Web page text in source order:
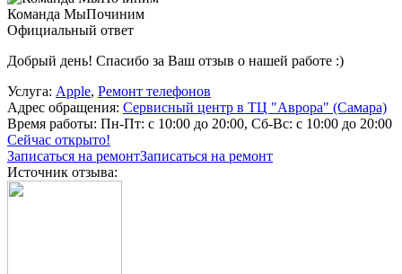
Команда МыПочиним
Официальный ответ
Добрый день! Спасибо за Ваш отзыв о нашей работе :)
Услуга: Apple, Ремонт телефонов
Адрес обращения: Сервисный центр в ТЦ "Аврора" (Самара)
Время работы: Пн-Пт: с 10:00 до 20:00, Сб-Вс: с 10:00 до 20:00
Сейчас открыто!
Записаться на ремонтЗаписаться на ремонт
Источник отзыва: